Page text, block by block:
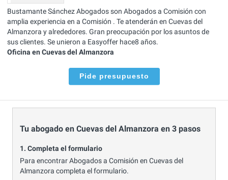
Bustamante Sánchez Abogados son Abogados a Comisión con
amplia experiencia en a Comisión . Te atenderán en Cuevas del
Almanzora y alrededores. Gran preocupación por los asuntos de
sus clientes. Se unieron a Easyoffer hace8 años.
Oficina en Cuevas del Almanzora
Pide presupuesto
Tu abogado en Cuevas del Almanzora en 3 pasos
1. Completa el formulario
Para encontrar Abogados a Comisión en Cuevas del
Almanzora completa el formulario.